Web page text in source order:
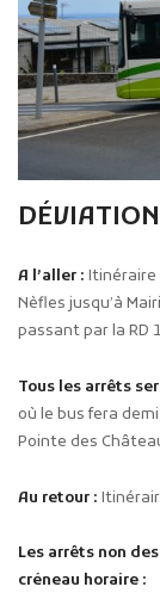
A l’aller : Itinéraire
Nèfles jusqu’à
passant par la RD
Tous les arrêts
où le bus fera
Pointe des
Au retour :
Les arrêts non
créneau horaire :